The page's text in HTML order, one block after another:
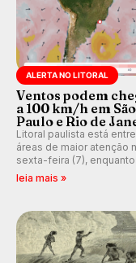
ALERTA NO LITORAL
Ventos podem
a 100 km/h em São
Paulo e Rio de
Litoral paulista está
áreas de maior atenção
sexta-feira (7), enquanto
de Janeiro também
km/h em Itanhaém.
leia mais »